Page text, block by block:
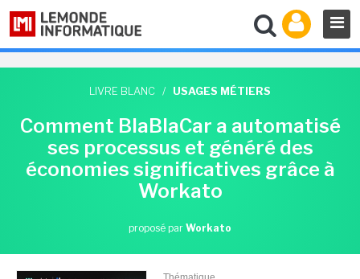
LIVRE BLANC / USAGES MÉTIERS
Comment BlaBlaCar a automatisé
ses processus et généré des
économies significatives grâce à
Workato
proposé par Workato